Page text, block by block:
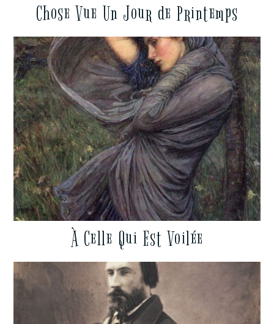
Chose Vue Un Jour de Printemps
À Celle Qui Est Voilée